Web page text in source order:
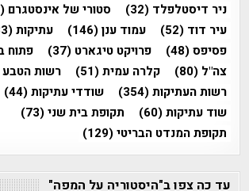
ניר דיסטלפלד (32) סטורי של אינסטגרם (62)
עיר דוד (52) עמוד ענן(146) עתיקות(183)
פסיפס(48) פרויקט טיגארט (37) פתוח
צה"ל (80) קלרה עמית(51) רשות הטבע
רשות העתיקות(354) שודדי עתיקות(44)
שוד עתיקות(60) תקופת בית שני(73)
תקופת המנדט הבריטי(129)
עד כה צפו ב"היסטוריה על המפה"